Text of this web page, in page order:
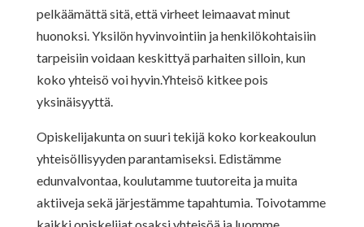
pelkäämättä sitä, että virheet leimaavat minut
huonoksi. Yksilön hyvinvointiin ja henkilökohtaisiin
tarpeisiin voidaan keskittyä parhaiten silloin, kun
koko yhteisö voi hyvin.Yhteisö kitkee pois
yksinäisyyttä.
Opiskelijakunta on suuri tekijä koko korkeakoulun
yhteisöllisyyden parantamiseksi. Edistämme
edunvalvontaa, koulutamme tuutoreita ja muita
aktiiveja sekä järjestämme tapahtumia. Toivotamme
kaikki opiskelijat osaksi yhteisöä ja luomme